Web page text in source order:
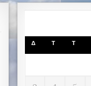
Δ Τ Τ